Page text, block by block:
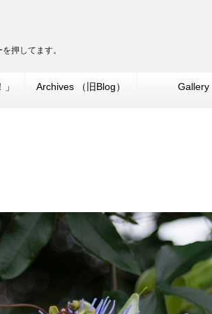
押してます。
Archives （旧Blog） Gallery